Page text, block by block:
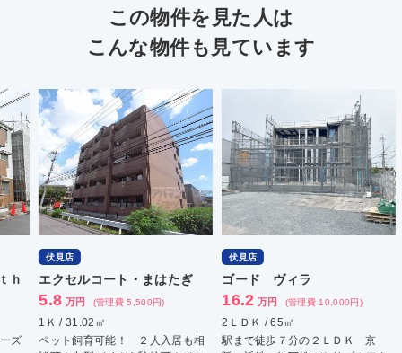
この物件を見た人は
こんな物件も見ています
伏見店
エクセルコート・まはたぎ
万円 (管理費 5,500円)
1Ｋ / 31.02㎡
ペット飼育可能！ ２人入居も相
伏見店
ゴード ヴィラ
16.2 万円 (管理費 10,000円)
2ＬＤＫ / 65㎡
駅まで徒歩７分の２ＬＤＫ 京